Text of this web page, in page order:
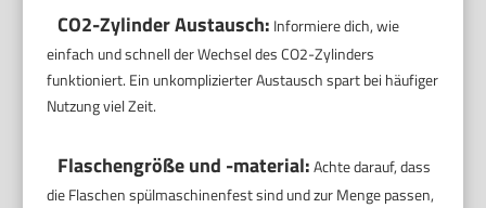
CO2-Zylinder Austausch: Informiere dich, wie
einfach und schnell der Wechsel des CO2-Zylinders
funktioniert. Ein unkomplizierter Austausch spart bei häufiger
Nutzung viel Zeit.
Flaschengröße und -material:Achte darauf, dass
die Flaschen spülmaschinenfest sind und zur Menge passen,